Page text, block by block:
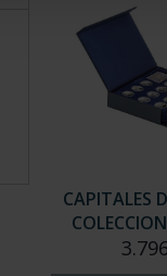
CAPITALES